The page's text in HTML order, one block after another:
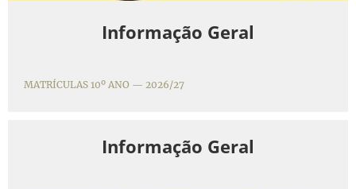
Informação Geral
MATRÍCULAS 10º ANO — 2026/27
Informação Geral